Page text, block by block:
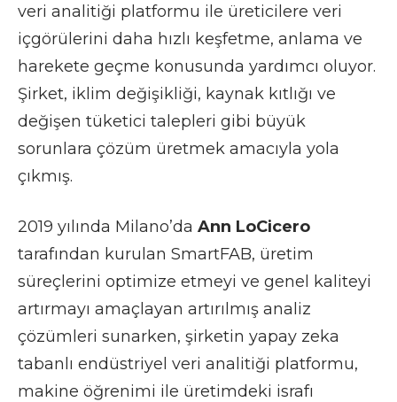
veri analitiği platformu ile üreticilere veri
içgörülerini daha hızlı keşfetme, anlama ve
harekete geçme konusunda yardımcı oluyor.
Şirket, iklim değişikliği, kaynak kıtlığı ve
değişen tüketici talepleri gibi büyük
sorunlara çözüm üretmek amacıyla yola
çıkmış.
2019 yılında Milano’da Ann LoCicero
tarafından kurulan SmartFAB, üretim
süreçlerini optimize etmeyi ve genel kaliteyi
artırmayı amaçlayan artırılmış analiz
çözümleri sunarken, şirketin yapay zeka
tabanlı endüstriyel veri analitiği platformu,
makine öğrenimi ile üretimdeki israfı